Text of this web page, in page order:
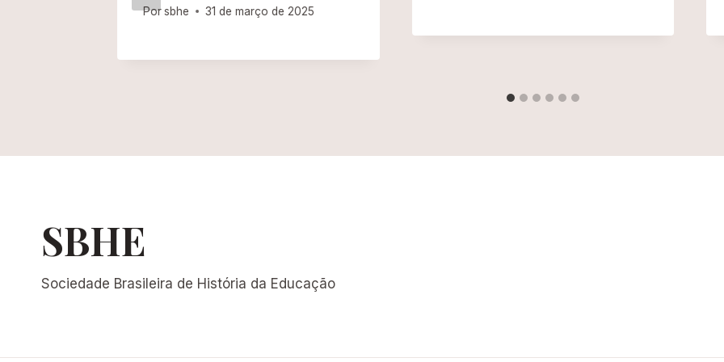
Porsbhe 31 de março de 2025
SBHE
Sociedade Brasileira de História da Educação